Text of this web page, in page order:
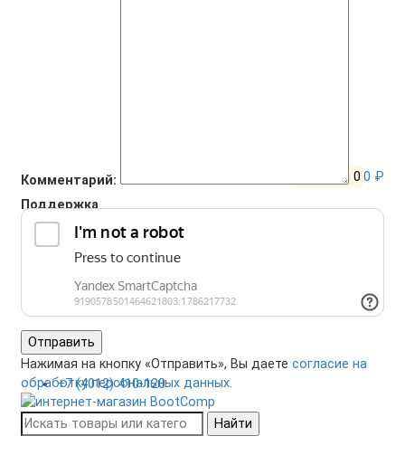
Корзина 0 0 ₽
Поддержка
+7 (4012) 400-823
+7 (4012) 410-120
Комментарий:
Отправить
Нажимая на кнопку «Отправить», Вы даете согласие на
обработку персональных данных.
Найти